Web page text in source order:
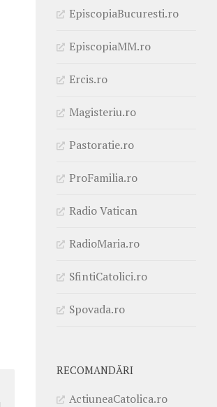
EpiscopiaBucuresti.ro
EpiscopiaMM.ro
Ercis.ro
Magisteriu.ro
Pastoratie.ro
ProFamilia.ro
Radio Vatican
RadioMaria.ro
SfintiCatolici.ro
Spovada.ro
RECOMANDĂRI
ActiuneaCatolica.ro